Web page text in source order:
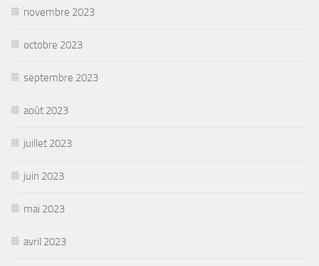
novembre 2023
octobre 2023
septembre 2023
août 2023
juillet 2023
juin 2023
mai 2023
avril 2023